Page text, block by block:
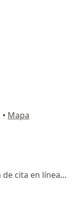
• Mapa
Este especialista no ofrece reserva de cita en línea en esta dirección.